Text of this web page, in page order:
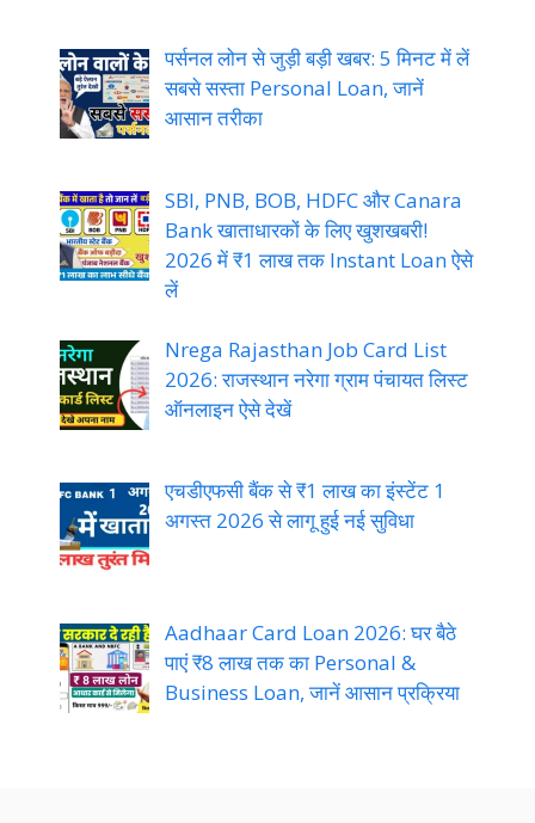
पर्सनल लोन से जुड़ी बड़ी खबर: 5 मिनट में लें
सबसे सस्ता Personal Loan, जानें
आसान तरीका
SBI, PNB, BOB, HDFC और Canara
Bank खाताधारकों के लिए खुशखबरी!
2026 में ₹1 लाख तक Instant Loan ऐसे
लें
Nrega Rajasthan Job Card List
2026: राजस्थान नरेगा ग्राम पंचायत लिस्ट
ऑनलाइन ऐसे देखें
एचडीएफसी बैंक से ₹1 लाख का इंस्टेंट 1
अगस्त 2026 से लागू हुई नई सुविधा
Aadhaar Card Loan 2026: घर बैठे
पाएं ₹8 लाख तक का Personal &
Business Loan, जानें आसान प्रक्रिया